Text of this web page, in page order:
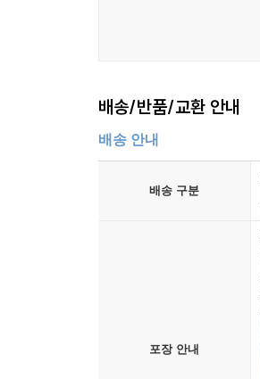
배송/반품/교환 안내
배송 안내
배송 구분
포장 안내